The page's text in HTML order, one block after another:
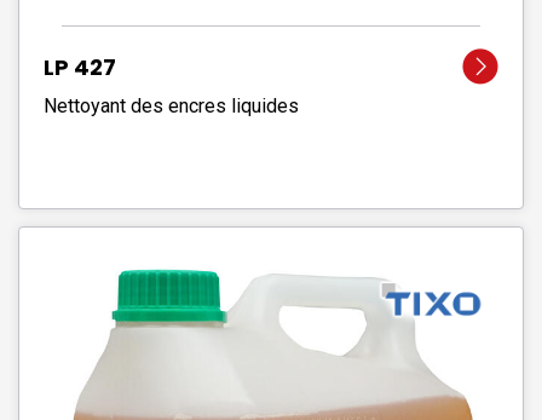
LP 427
Nettoyant des encres liquides